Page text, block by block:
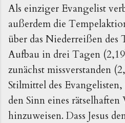
Als einziger Evangelist
außerdem die
über das Nie­derreißen des
Aufbau in drei Tagen
zunächst missverstanden
Stilmittel des
den Sinn eines rätselhaften
hinzuweisen. Dass Jesus